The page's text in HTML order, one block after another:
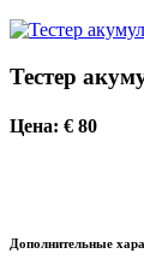
Тестер
Цена: € 80
Дополнительные